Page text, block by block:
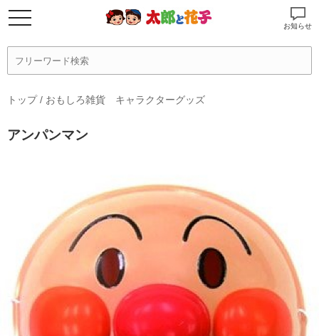
お知らせ
トップ/ おもしろ雑貨 キャラクターグッズ
アンパンマン